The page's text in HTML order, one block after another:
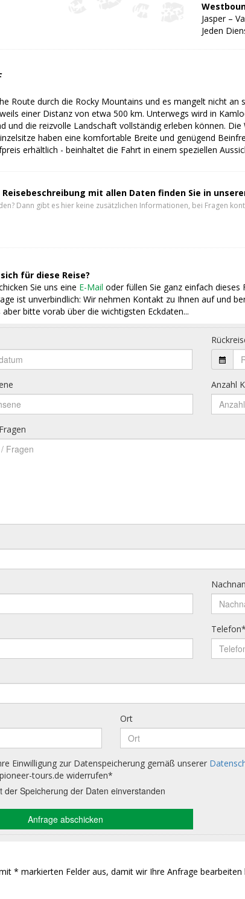
Jasper –
Jeden
Route durch die Rocky Mountains und es mangelt nicht
einer Distanz von etwa 500 km. Unterwegs wird in
und die reizvolle Landschaft vollständig erleben können.
haben eine komfortable Breite und genügend
erhältlich - beinhaltet die Fahrt in einem speziellen
mit allen Daten finden Sie in
Dann gibt es hier keine zusätzlichen Informationen, bei Fragen
für diese Reise?
Sie uns eine E-Mail oder füllen Sie ganz einfach dieses
ist unverbindlich: Wir nehmen Kontakt zu Ihnen auf und
bitte vorab über die wichtigsten Eckdaten...
* markierten Felder aus, damit wir Ihre Anfrage bearbeiten